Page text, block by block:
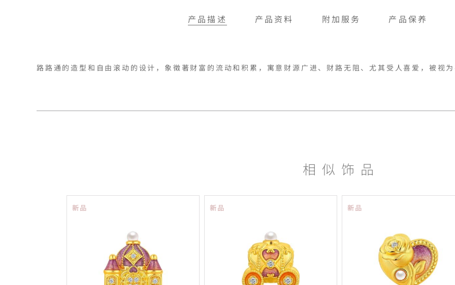
产品描述 产品资料 附加服务 产品保养
路路通的造型和自由滚动的设计，象徵著财富的流动和积累，寓意财源广进、财路无阻、尤其受人喜爱，被视
相似饰品
新品 新品 新品